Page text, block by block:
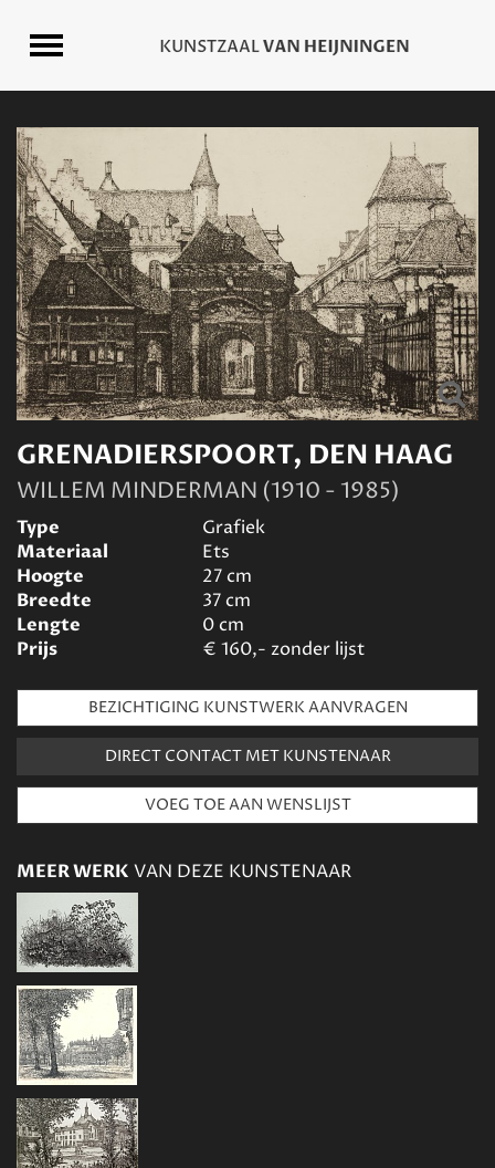
GRENADIERSPOORT, DEN HAAG
WILLEM MINDERMAN (1910 - 1985)
Type
Grafiek
Materiaal
Ets
Hoogte
27cm
Breedte
37cm
Lengte
0cm
Prijs
€ 160,- zonder lijst
BEZICHTIGING KUNSTWERK AANVRAGEN
DIRECT CONTACT MET KUNSTENAAR
MEER WERK VAN DEZE KUNSTENAAR